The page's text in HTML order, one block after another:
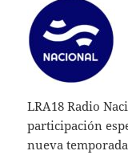
LRA18 Radio
participación
nueva